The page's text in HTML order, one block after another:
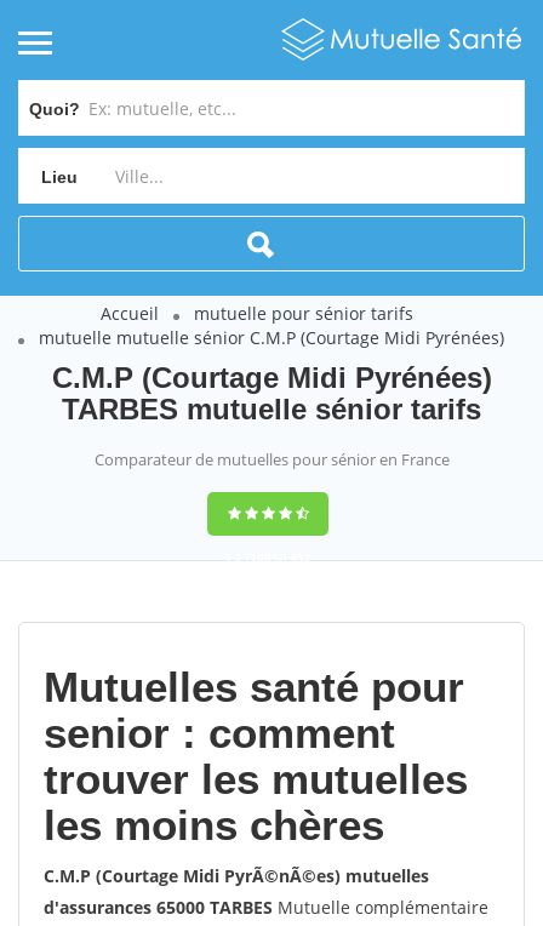
Quoi?
Lieu
Accueil
mutuelle pour sénior tarifs
mutuelle mutuelle sénior C.M.P (Courtage Midi Pyrénées)
C.M.P (Courtage Midi Pyrénées)
TARBES mutuelle sénior tarifs
Comparateur de mutuelles pour sénior en France
9,2(100%)452
Mutuelles santé pour
senior : comment
trouver les mutuelles
les moins chères
C.M.P (Courtage Midi PyrÃ©nÃ©es) mutuelles
d'assurances 65000 TARBES Mutuelle complémentaire